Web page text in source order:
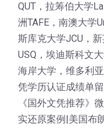
QUT，拉筹伯大学
洲TAFE，南澳大学
斯库克大学JCU，
USQ，埃迪斯科文
海岸大学，维多利
凭学历认证成绩单
《国外文凭推荐》
实还原案例|美国布